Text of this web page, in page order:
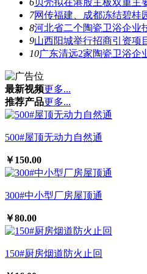
6贝壳拟在港股主板双重主
7网传福建、成都冻结碧桂
8河北省二个陶瓷卫浴企业
9山西阳城举行招商引资项
10广东清远2家陶瓷卫浴企
最新视频更多...
推荐产品更多...
500#屋顶无动力自然通
￥150.00
300#中小型厂房屋顶通
￥80.00
150#厨房烟道防火止回